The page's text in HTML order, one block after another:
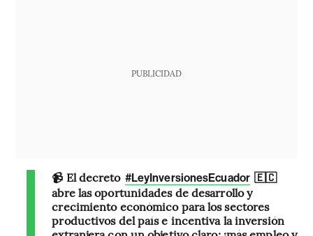
PUBLICIDAD
📹 El decreto #LeyInversionesEcuador 🇪🇨
abre las oportunidades de desarrollo y
crecimiento económico para los sectores
productivos del país e incentiva la inversión